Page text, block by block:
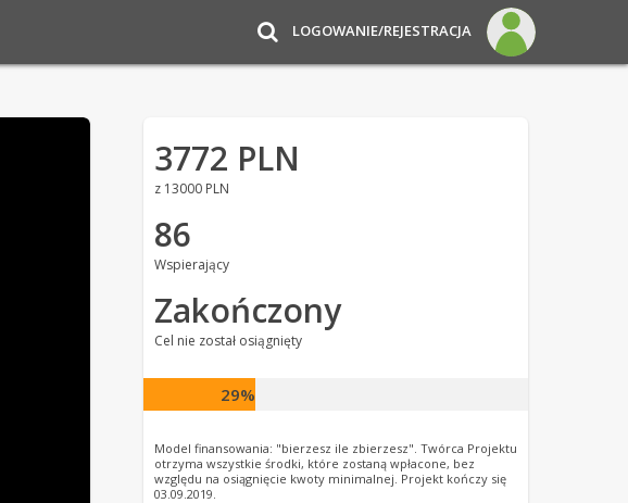
LOGOWANIE/REJESTRACJA
3772 PLN
z 13000 PLN
86
Wspierający
Zakończony
Cel nie został osiągnięty
29%
Model finansowania: "bierzesz ile zbierzesz". Twórca Projektu
otrzyma wszystkie środki, które zostaną wpłacone, bez
względu na osiągnięcie kwoty minimalnej. Projekt kończy się
03.09.2019.